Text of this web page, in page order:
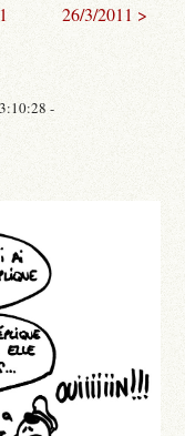
26/3/2011 >
-